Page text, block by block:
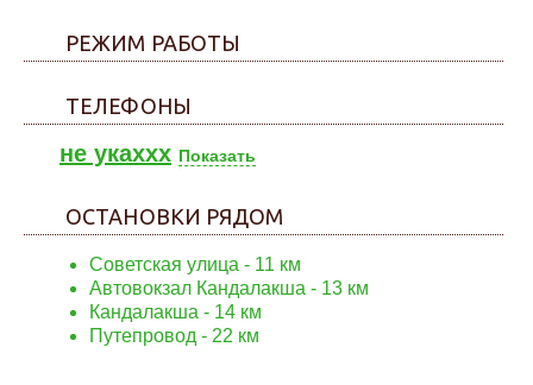
РЕЖИМ РАБОТЫ
ТЕЛЕФОНЫ
не укаxxx Показать
ОСТАНОВКИ РЯДОМ
Советская улица - 11 км
Автовокзал Кандалакша - 13 км
Кандалакша - 14 км
Путепровод - 22 км